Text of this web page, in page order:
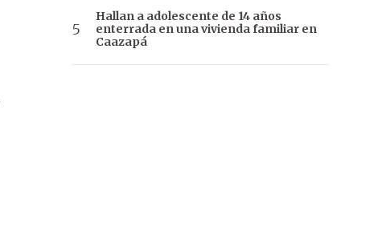
Hallan a adolescente de 14 años
enterrada en una vivienda familiar en
Caazapá